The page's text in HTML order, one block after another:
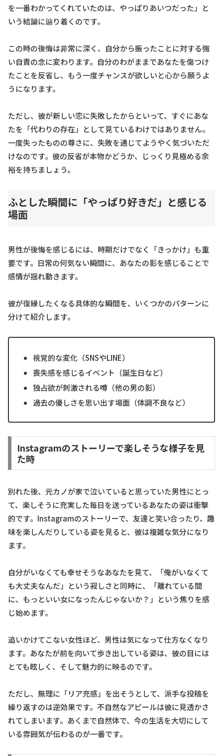
を一番わかってくれていたのは、やっぱりあいつだった」と
いう結論に辿り着くのです。
この時の後悔は非常に深く、自分から振ったことに対する強
い自責の念に変わります。自分のわがままであなたを傷つけ
たことを反省し、もう一度チャンスが欲しいと心から願うよ
うになります。
ただし、彼が新しい恋に失敗したからといって、すぐにあな
たを「代わりの存在」として見ているわけではありません。
一度失ったものの尊さに、失敗を通じてようやく気づいただ
けなのです。彼の反省が本物かどうか、じっくり見極める余
裕を持ちましょう。
ふとした瞬間に「やっぱり好きだ」と感じる
場面
男性が後悔を感じるには、時期だけでなく「きっかけ」も重
要です。日常の何気ない瞬間に、あなたの影を感じることで
感情が揺れ動きます。
彼が復縁したくなる具体的な瞬間を、いくつかのパターンに
分けて紹介します。
視覚的な変化（SNSやLINE）
喪失感を感じるイベント（誕生日など）
独占欲が刺激される噂（他の男の影）
過去の優しさを思い出す場面（体調不良など）
Instagramのストーリーで楽しそうな様子を見
た時
別れた後、元カノが家で泣いていると思っていた男性にとっ
て、楽しそうに充実した毎日を送っているあなたの姿は衝撃
的です。Instagramのストーリーで、友達と笑い合ったり、趣
味を楽しんだりしている姿を見ると、彼は複雑な気分になり
ます。
自分がいなくても幸せそうなあなたを見て、「俺がいなくて
も大丈夫なんだ」という寂しさと同時に、「離れている間
に、もっといい女になったんじゃないか？」という焦りを感
じ始めます。
追いかけてこない女性ほど、男性は気になって仕方なくなり
ます。あなたが前を向いて歩き出している姿は、彼の目には
とても眩しく、そして魅力的に映るのです。
ただし、無理に「リア充感」を出そうとして、派手な投稿を
繰り返すのは逆効果です。不自然なアピールは彼に見透かさ
れてしまいます。あくまで自然体で、今の生活を大切にして
いる雰囲気が伝わるのが一番です。